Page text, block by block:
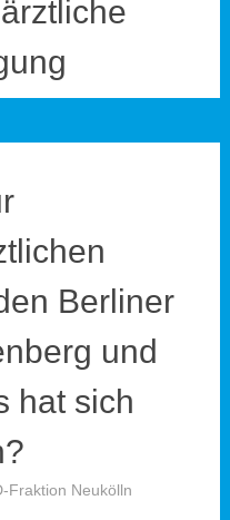
Berliner
und
hat sich
Fraktion Neukölln